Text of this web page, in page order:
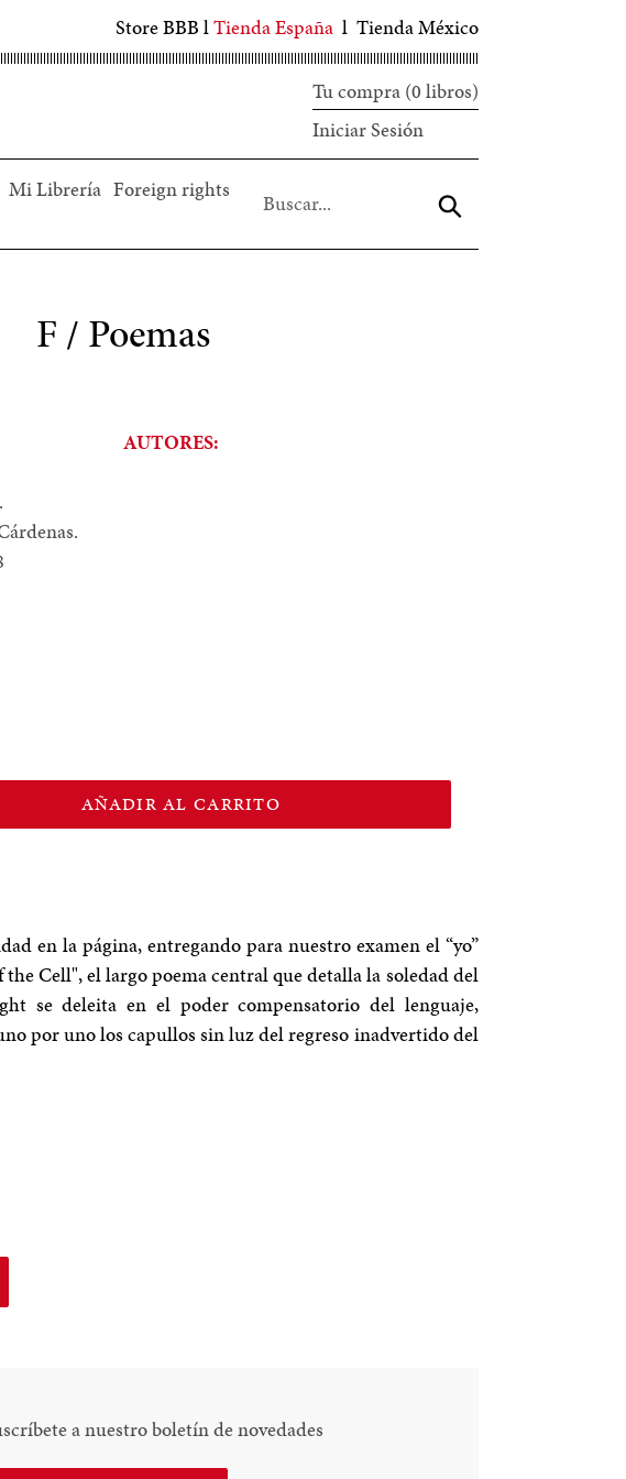
Store BBB lTienda España l Tienda México
Tu compra (0 libros)
Iniciar SesiónIniciar
sesión
Mi Librería Foreign rights
F / Poemas
AUTORES:
AÑADIR AL CARRITO
en la página, entregando para nuestro examen el “yo”
Cell", el largo poema central que detalla la soledad del
se deleita en el poder compensatorio del lenguaje,
por uno los capullos sin luz del regreso inadvertido del
a nuestro boletín de novedades